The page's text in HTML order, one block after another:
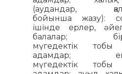
(аудандар,
бойынша жазу):
ішінде ерлер,
балалар;
мүгедектік
адамдар;
мүгедектік